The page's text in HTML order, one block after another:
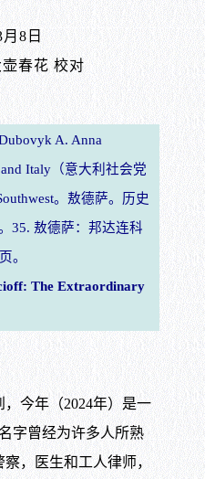
8日
春花 校对
A. Anna
and Italy（意大利社会党
。敖德萨。历史
35. 敖德萨：邦达连科
。
The Extraordinary
今年（2024年）是一
字曾经为许多人所熟
，医生和工人律师，